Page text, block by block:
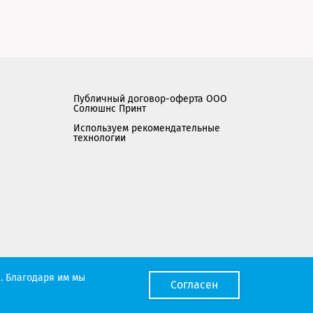
Публичный договор-оферта ООО
Солюшнс Принт
Используем рекомендательные
технологии
Мы работаем с порталом поставщиков
Благодаря им мы
Согласен